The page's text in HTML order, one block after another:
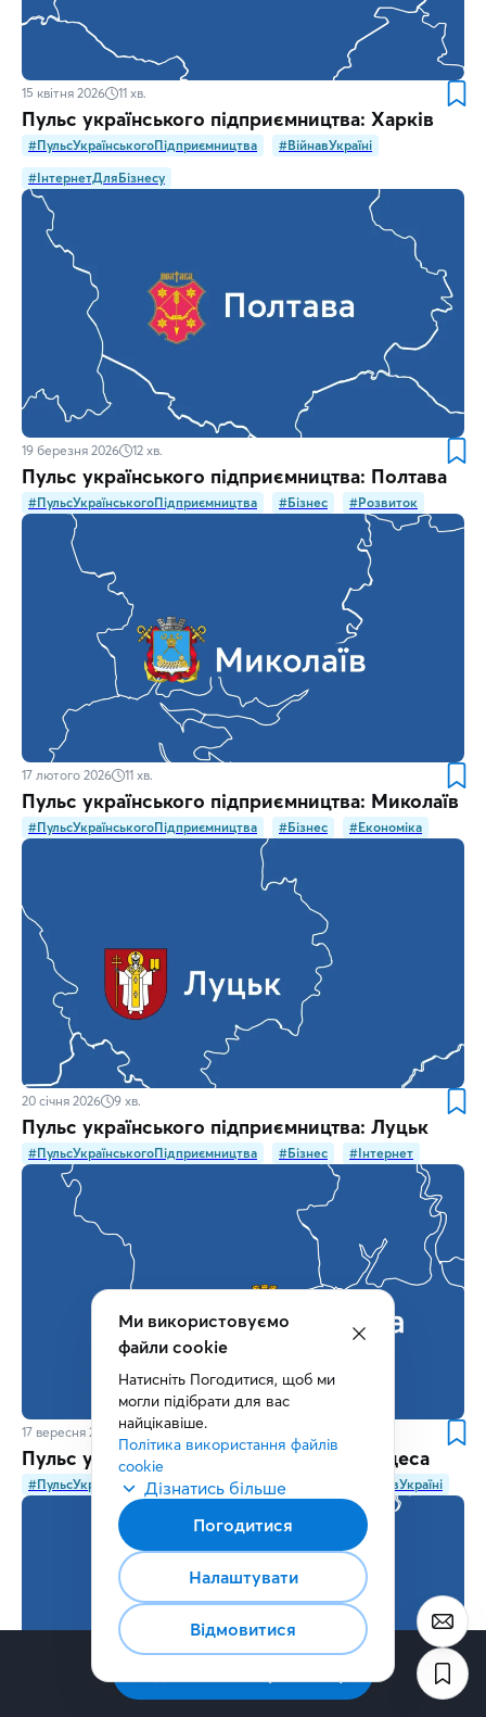
15 квітня 2026 11 хв.
Пульс українського підприємництва: Харків
#ПульсУкраїнськогоПідприємництва
#ВійнавУкраїні
#ІнтернетДляБізнесу
19 березня 2026 12 хв.
Пульс українського підприємництва: Полтава
#ПульсУкраїнськогоПідприємництва #Бізнес #Розвиток
17 лютого 2026 11 хв.
Пульс українського підприємництва: Миколаїв
#ПульсУкраїнськогоПідприємництва #Бізнес #Економіка
20 січня 2026 9 хв.
Пульс українського підприємництва: Луцьк
#ПульсУкраїнськогоПідприємництва #Бізнес #Інтернет
17 вересня 2025 11 хв.
Пульс українського підприємництва: Одеса
#ПульсУкраїнськогоПідприємництва #Бізнес #ВійнавУкраїні